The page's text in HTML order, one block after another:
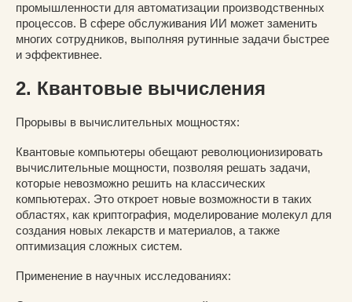
промышленности для автоматизации производственных
процессов. В сфере обслуживания ИИ может заменить
многих сотрудников, выполняя рутинные задачи быстрее
и эффективнее.
2. Квантовые вычисления
Прорывы в вычислительных мощностях:
Квантовые компьютеры обещают революционизировать
вычислительные мощности, позволяя решать задачи,
которые невозможно решить на классических
компьютерах. Это откроет новые возможности в таких
областях, как криптография, моделирование молекул для
создания новых лекарств и материалов, а также
оптимизация сложных систем.
Применение в научных исследованиях: